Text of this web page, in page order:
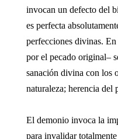
invocan un defecto del
es perfecta
perfecciones divinas.
por el pecado original–
sanación divina con los
naturaleza; herencia del
El demonio invoca la
para invalidar